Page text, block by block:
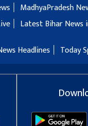
MadhyaPradesh
Latest Bihar News
Headlines Today